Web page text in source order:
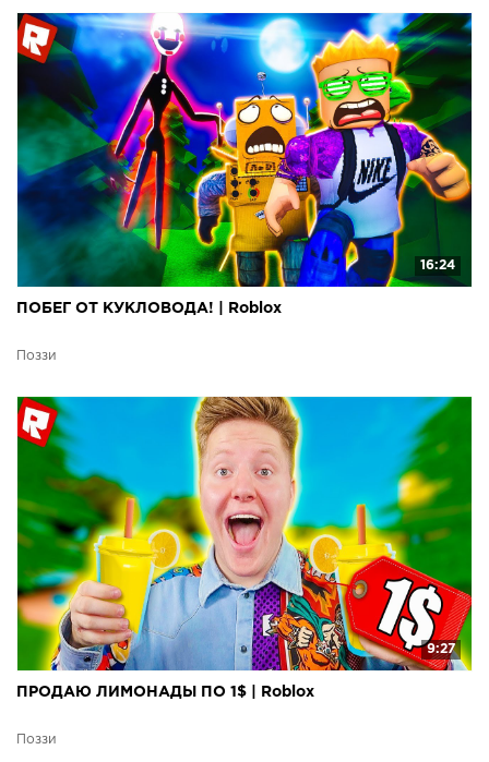
16:24
ПОБЕГ ОТ КУКЛОВОДА! | Roblox
Поззи
9:27
ПРОДАЮ ЛИМОНАДЫ ПО 1$ | Roblox
Поззи